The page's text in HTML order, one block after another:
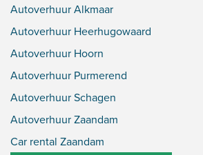
Autoverhuur Alkmaar
Autoverhuur Heerhugowaard
Autoverhuur Hoorn
Autoverhuur Purmerend
Autoverhuur Schagen
Autoverhuur Zaandam
Car rental Zaandam